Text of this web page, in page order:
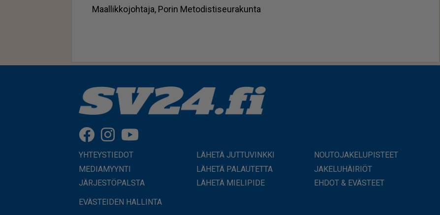
Maal­lik­ko­joh­ta­ja, Po­rin Me­to­dis­ti­seu­ra­kun­ta
YHTEYSTIEDOT
MEDIAMYYNTI
JÄRJESTÖPALSTA
EVÄSTEIDEN HALLINTA
LÄHETÄ JUTTUVINKKI
LÄHETÄ PALAUTETTA
LÄHETÄ MIELIPIDE
NOUTOJAKELUPISTEET
JAKELUHÄIRIÖT
EHDOT & EVÄSTEET